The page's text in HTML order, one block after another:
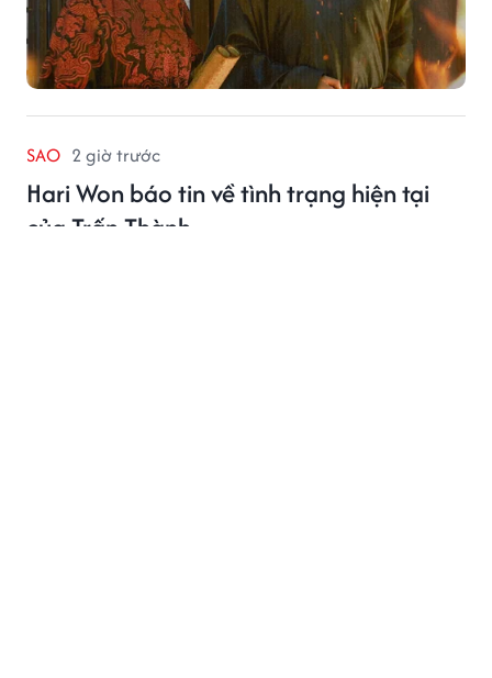
SAO 2 giờ trước
Hari Won báo tin về tình trạng hiện tại
của Trấn Thành